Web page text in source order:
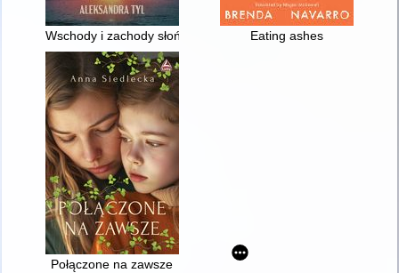
Wschody i zachody słońca Eating ashes
Połączone na zawsze